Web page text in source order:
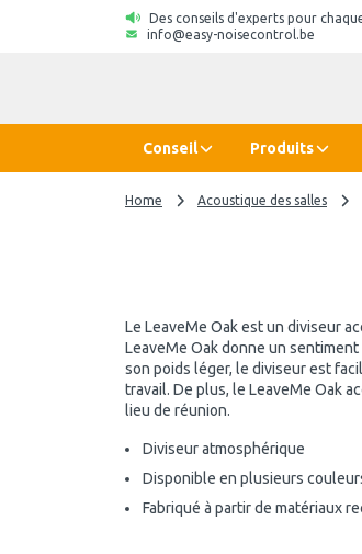
Des conseils d'experts pour
info@easy-noisecontrol.be
Conseil Produits
Home Acoustique des salles
Le LeaveMe Oak est un diviseur
LeaveMe Oak donne un
son poids léger, le diviseur est
travail. De plus, le LeaveMe Oak
lieu de réunion.
Diviseur atmosphérique
Disponible en plusieurs
Fabriqué à partir de matériaux